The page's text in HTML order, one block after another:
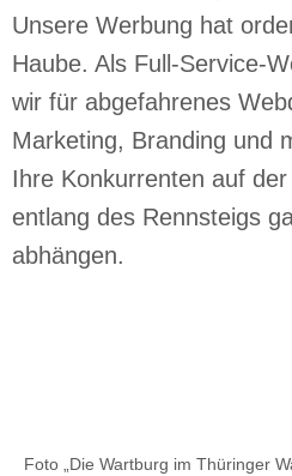
Unsere Werbung hat
Haube. Als Full-Service-
wir für abgefahrenes
Marketing, Branding und
Ihre Konkurrenten auf
entlang des Rennsteigs
abhängen.
Foto „Die Wartburg im Thüringer